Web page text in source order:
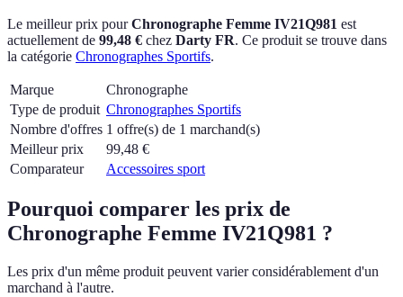
Le meilleur prix pourChronographe Femme IV21Q981 est
actuellement de 99,48 € chez Darty FR. Ce produit se trouve dans
la catégorie Chronographes Sportifs.
Marque
Chronographe
Type de produit Chronographes Sportifs
Nombre d'offres 1 offre(s) de 1 marchand(s)
Meilleur prix
99,48 €
Comparateur
Accessoires sport
Pourquoi comparer les prix de
Chronographe Femme IV21Q981 ?
Les prix d'un même produit peuvent varier considérablement d'un
marchand à l'autre.